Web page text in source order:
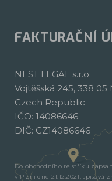
FAKTURAČNÍ
NEST LEGAL s.r.o.
Vojtěšská 245, 338 05
Czech Republic
IČO: 14086646
DIČ: CZ14086646
Do obchodního rejstříku
v Plzni dne 21.12.2021, spisová